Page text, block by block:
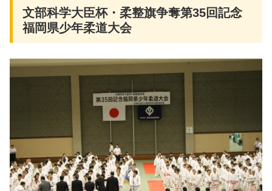
文部科学大臣杯・柔整旗争奪第35回記念
福岡県少年柔道大会